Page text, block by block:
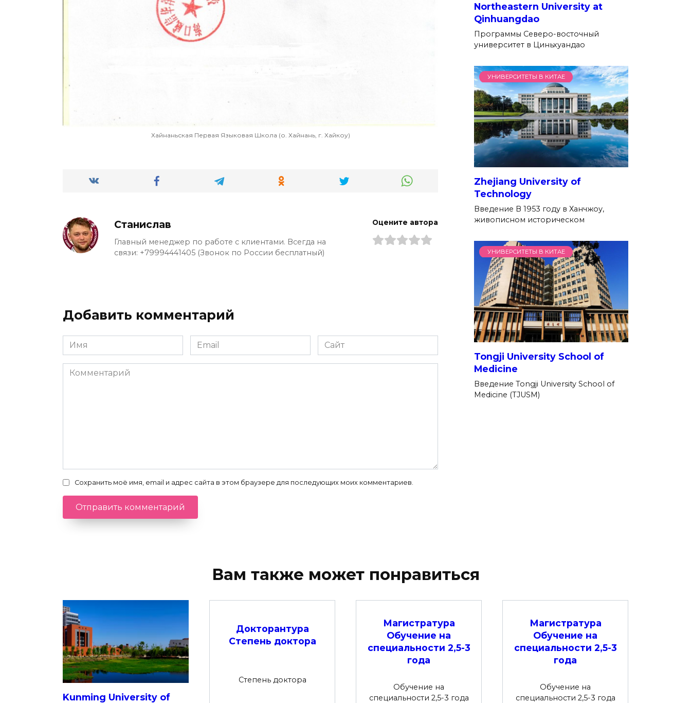
Хайнаньская Первая Языковая Школа (о. Хайнань, г. Хайкоу)
Станислав
Главный менеджер по работе с клиентами. Всегда на
связи: +79994441405 (Звонок по России бесплатный)
Оцените автора
Добавить комментарий
Имя
*
Email
*
Сайт
Комментарий
Сохранить моё имя, email и адрес сайта в этом браузере для последующих моих комментариев.
Northeastern University at
Qinhuangdao
Программы Северо-восточный
университет в Циньхуандао
УНИВЕРСИТЕТЫ В КИТАЕ
Zhejiang University of
Technology
Введение В 1953 году в Ханчжоу,
живописном историческом
УНИВЕРСИТЕТЫ В КИТАЕ
Tongji University School of
Medicine
Введение Tongji University School of
Medicine (TJUSM)
Вам также может понравиться
Kunming University of
Докторантура
Степень доктора
Степень доктора
Магистратура
Обучение на
специальности 2,5-3
года
Обучение на
специальности 2,5-3 года
Магистратура
Обучение на
специальности 2,5-3
года
Обучение на
специальности 2,5-3 года